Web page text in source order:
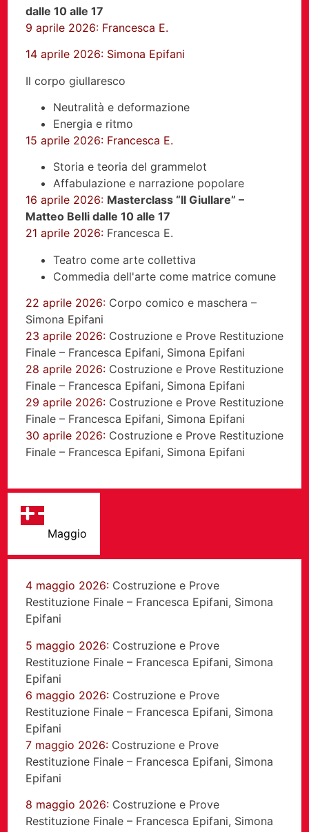
dalle 10 alle 17
9 aprile 2026: Francesca E.
14 aprile 2026: Simona Epifani
Il corpo giullaresco
Neutralità e deformazione
Energia e ritmo
15 aprile 2026: Francesca E.
Storia e teoria del grammelot
Affabulazione e narrazione popolare
16 aprile 2026: Masterclass “Il Giullare” –
Matteo Belli dalle 10 alle 17
21 aprile 2026: Francesca E.
Teatro come arte collettiva
Commedia dell'arte come matrice comune
22 aprile 2026: Corpo comico e maschera –
Simona Epifani
23 aprile 2026: Costruzione e Prove Restituzione
Finale – Francesca Epifani, Simona Epifani
28 aprile 2026: Costruzione e Prove Restituzione
Finale – Francesca Epifani, Simona Epifani
29 aprile 2026: Costruzione e Prove Restituzione
Finale – Francesca Epifani, Simona Epifani
30 aprile 2026: Costruzione e Prove Restituzione
Finale – Francesca Epifani, Simona Epifani
Maggio
4 maggio 2026: Costruzione e Prove
Restituzione Finale – Francesca Epifani, Simona
Epifani
5 maggio 2026: Costruzione e Prove
Restituzione Finale – Francesca Epifani, Simona
Epifani
6 maggio 2026: Costruzione e Prove
Restituzione Finale – Francesca Epifani, Simona
Epifani
7 maggio 2026: Costruzione e Prove
Restituzione Finale – Francesca Epifani, Simona
Epifani
8 maggio 2026: Costruzione e Prove
Restituzione Finale – Francesca Epifani, Simona